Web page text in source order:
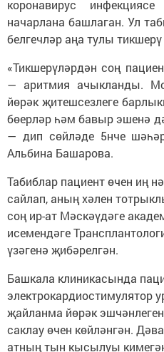
коронавирус
начарлана башлаган. Ул
белгечләр аңа тулы тикшерү
«Тикшерүләрдән соң
— аритмия ачыкланды.
йөрәк җитешсезлеге
бөерләр һәм бавыр эшенә
— дип сөйләде 5нче
Альбина Башарова.
Табиблар пациент өчен иң
сайлап, аның хәлен
соң ир-ат Мәскәүдәге
исемендәге
үзәгенә җибәрелгән.
Башкала клиникасында
электрокардиостимулятор
җайланма йөрәк
саклау өчен көйләнгән.
атның тын кысылуы